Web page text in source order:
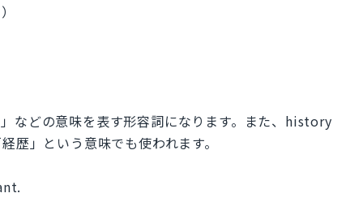
などの意味を表す形容詞になります。また、history
歴」という意味でも使われます。